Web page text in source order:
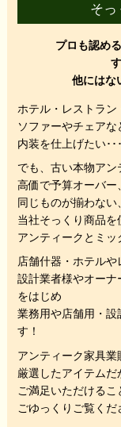
そっ
プロも認め
他にはな
ホテル・レストラン
ソファーやチェア
内装を仕上げたい･･･
でも、 古い本物アン
高価で予算オーバー
同じものが揃わない、
当社そっくり商品を
アンティークとミッ
店舗什器・ホテル
設計業者様やオー
をはじめ
業務用や店舗用・
す！
アンティーク家具
厳選したアイテムだ
ご満足いただけるこ
ごゆっくりご覧くだ